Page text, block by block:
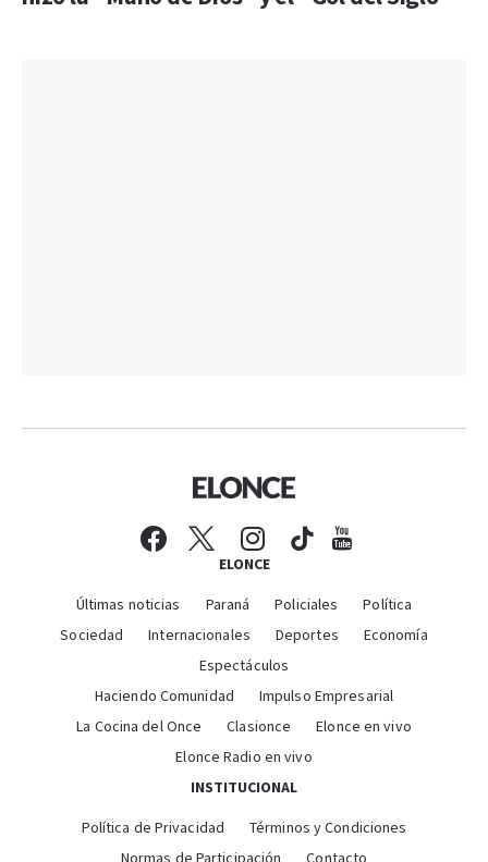
ELONCE
Últimas noticias Paraná Policiales
Política
Sociedad
Internacionales Deportes
Economía
Espectáculos
Haciendo Comunidad
Impulso Empresarial
La Cocina del Once
Clasionce
Elonce en vivo
Elonce Radio en vivo
INSTITUCIONAL
Política de Privacidad
Términos y Condiciones